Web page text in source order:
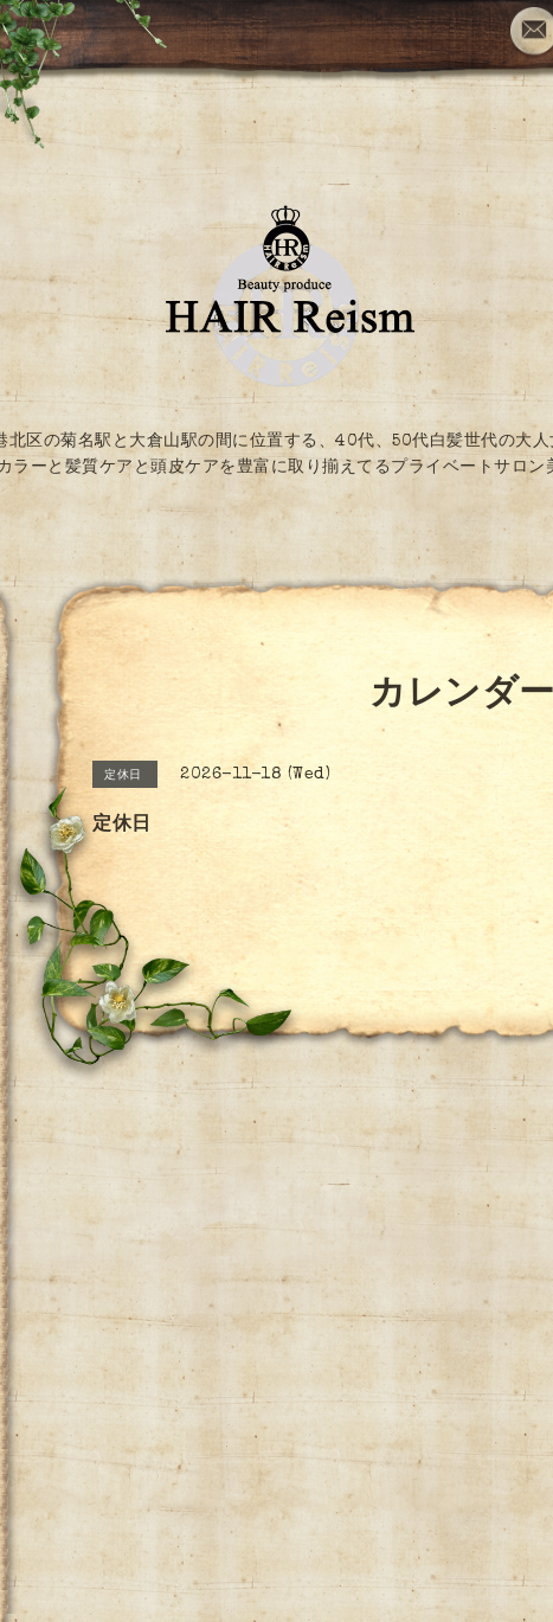
北区の菊名駅と大倉山駅の間に位置する、40代、50代白髪世代の大
ラーと髪質ケアと頭皮ケアを豊富に取り揃えてるプライベートサロン
カレンダ
定休日 2026-11-18 (Wed)
定休日